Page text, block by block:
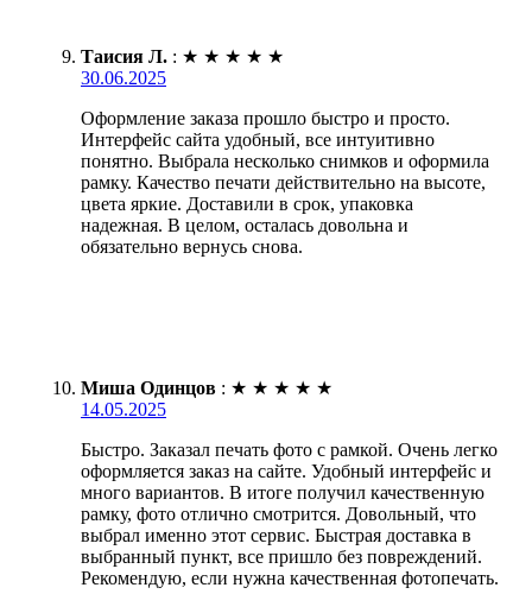
Таисия Л. : ★ ★ ★ ★ ★
30.06.2025
Оформление заказа прошло быстро и просто.
Интерфейс сайта удобный, все интуитивно
понятно. Выбрала несколько снимков и оформила
рамку. Качество печати действительно на высоте,
цвета яркие. Доставили в срок, упаковка
надежная. В целом, осталась довольна и
обязательно вернусь снова.
Миша Одинцов : ★ ★ ★ ★ ★
14.05.2025
Быстро. Заказал печать фото с рамкой. Очень легко
оформляется заказ на сайте. Удобный интерфейс и
много вариантов. В итоге получил качественную
рамку, фото отлично смотрится. Довольный, что
выбрал именно этот сервис. Быстрая доставка в
выбранный пункт, все пришло без повреждений.
Рекомендую, если нужна качественная фотопечать.